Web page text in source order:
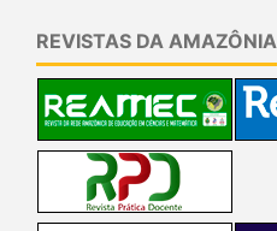
REVISTAS DA AMAZÔNIA